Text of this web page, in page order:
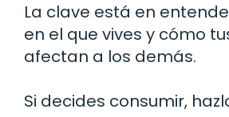
La clave está en
en el que vives y cómo
afectan a los demás.
Si decides consumir,